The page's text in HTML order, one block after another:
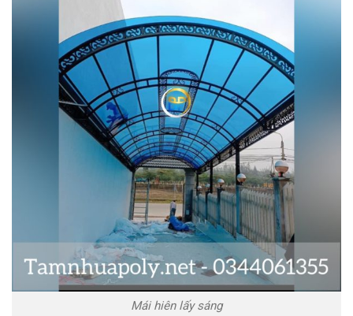
Mái hiên lấy sáng